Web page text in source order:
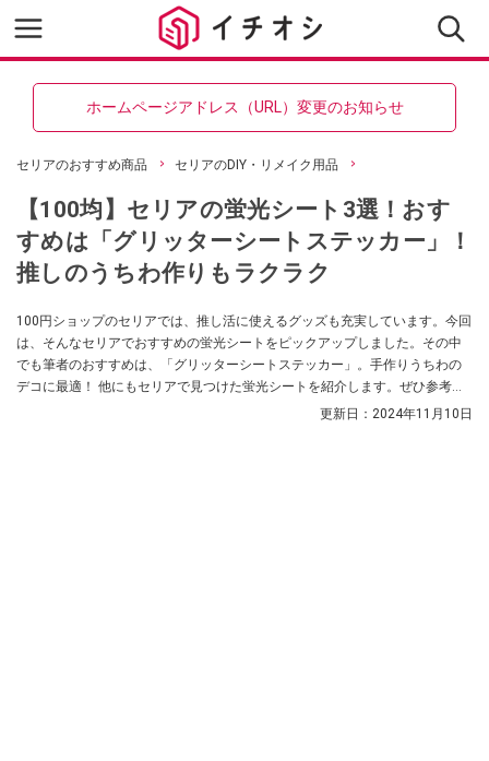
ホームページアドレス（URL）変更のお知らせ
セリアのおすすめ商品 セリアのDIY・リメイク用品
【100均】セリアの蛍光シート3選！おす
すめは「グリッターシートステッカー」！
推しのうちわ作りもラクラク
100円ショップのセリアでは、推し活に使えるグッズも充実しています。今回
は、そんなセリアでおすすめの蛍光シートをピックアップしました。その中
でも筆者のおすすめは、「グリッターシートステッカー」。手作りうちわの
デコに最適！ 他にもセリアで見つけた蛍光シートを紹介します。ぜひ参考に
更新日： 2024年11月10日